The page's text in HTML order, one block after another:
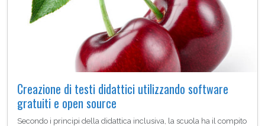
Creazione di testi didattici utilizzando software
gratuiti e open source
Secondo i principi della didattica inclusiva, la scuola ha il compito